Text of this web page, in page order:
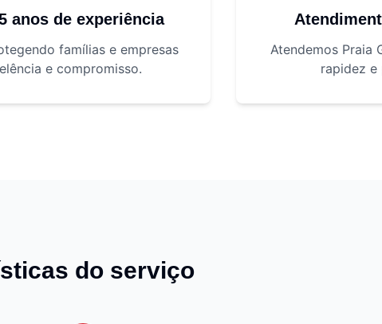
anos de experiência
famílias e empresas
e compromisso.
Atendemos Praia
rapidez e
do serviço